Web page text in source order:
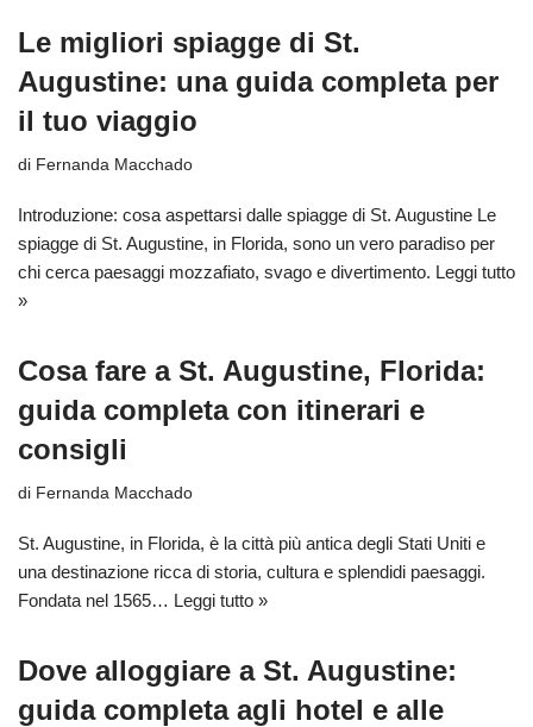
Le migliori spiagge di St.
Augustine: una guida completa per
il tuo viaggio
di Fernanda Macchado
Introduzione: cosa aspettarsi dalle spiagge di St. Augustine Le
spiagge di St. Augustine, in Florida, sono un vero paradiso per
chi cerca paesaggi mozzafiato, svago e divertimento. Leggi tutto
»
Cosa fare a St. Augustine, Florida:
guida completa con itinerari e
consigli
di Fernanda Macchado
St. Augustine, in Florida, è la città più antica degli Stati Uniti e
una destinazione ricca di storia, cultura e splendidi paesaggi.
Fondata nel 1565… Leggi tutto »
Dove alloggiare a St. Augustine:
guida completa agli hotel e alle